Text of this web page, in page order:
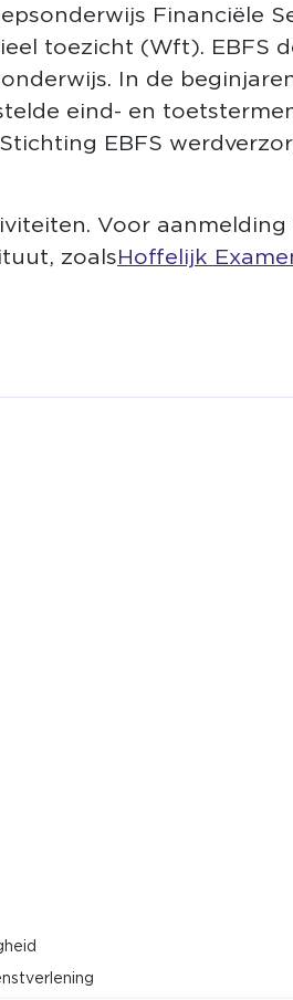
Financiële
toezicht (Wft). EBFS
In de
eind- en
EBFS werd
Voor
zoalsHoffelijk